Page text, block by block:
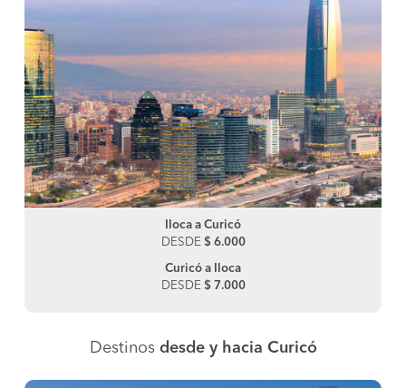
Iloca a Curicó
DESDE $ 6.000
Curicó a Iloca
DESDE $ 7.000
Destinos desde y hacia Curicó